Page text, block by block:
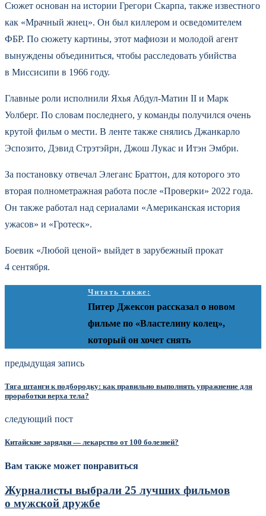
Сюжет основан на истории Грегори Скарпа, также известного
как «Мрачный жнец». Он был киллером и осведомителем
ФБР. По сюжету картины, этот мафиози и молодой агент
вынуждены объединиться, чтобы расследовать убийства
в Миссисипи в 1966 году.
Главные роли исполнили Яхья Абдул-Матин II и Марк
Уолберг. По словам последнего, у команды получился очень
крутой фильм о мести. В ленте также снялись Джанкарло
Эспозито, Дэвид Стрэтэйрн, Джош Лукас и Итэн Эмбри.
За постановку отвечал Элеганс Браттон, для которого это
вторая полнометражная работа после «Проверки» 2022 года.
Он также работал над сериалами «Американская история
ужасов» и «Гротеск».
Боевик «Любой ценой» выйдет в зарубежный прокат
4 сентября.
Читать также:
Питер Джексон рассказал о новом
фильме по «Властелину колец»,
который он хочет снять
предыдущая запись
Тяга штанги к подбородку: как правильно выполнять упражнение для
проработки верха тела?
следующий пост
Китайские зарядки — лекарство от 100 болезней?
Вам также может понравиться
Журналисты выбрали 25 лучших фильмов
о мужской дружбе